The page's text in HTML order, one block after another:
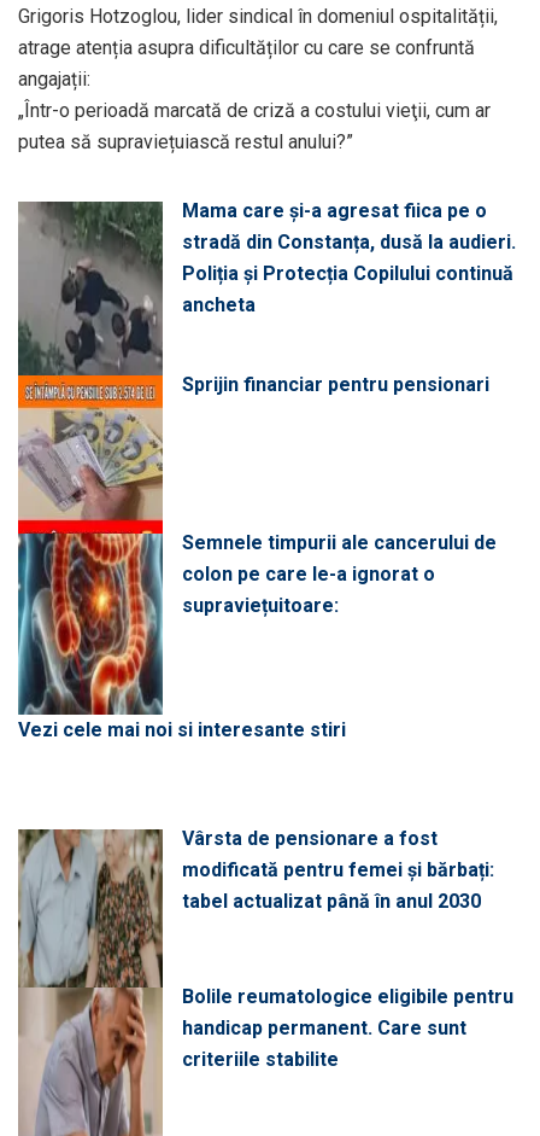
Grigoris Hotzoglou, lider sindical în domeniul ospitalității,
atrage atenția asupra dificultăților cu care se confruntă
angajații:
„Într-o perioadă marcată de criză a costului vieţii, cum ar
putea să supraviețuiască restul anului?”
Mama care și-a agresat fiica pe o
stradă din Constanța, dusă la audieri.
Poliția și Protecția Copilului continuă
ancheta
Sprijin financiar pentru pensionari
Semnele timpurii ale cancerului de
colon pe care le-a ignorat o
supraviețuitoare:
Vezi cele mai noi si interesante stiri
Vârsta de pensionare a fost
modificată pentru femei și bărbați:
tabel actualizat până în anul 2030
Bolile reumatologice eligibile pentru
handicap permanent. Care sunt
criteriile stabilite